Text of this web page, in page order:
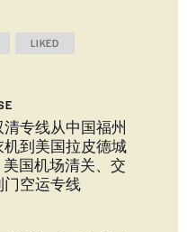
LIKED
专线从中国福州
到美国拉皮德城
美国机场清关、交
空运专线